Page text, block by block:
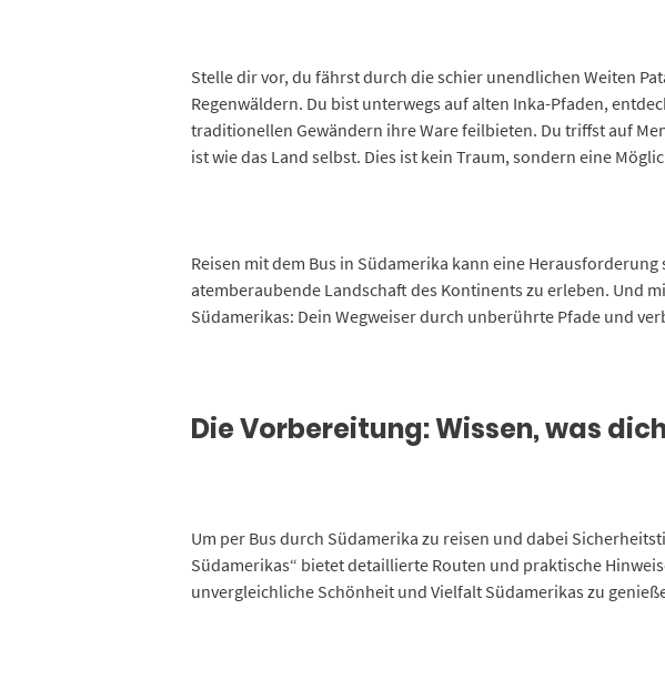
Stelle dir vor, du fährst durch die schier unendlichen Weiten
Regenwäldern. Du bist unterwegs auf alten Inka-Pfaden,
traditionellen Gewändern ihre Ware feilbieten. Du triffst auf
ist wie das Land selbst. Dies ist kein Traum, sondern eine
Reisen mit dem Bus in Südamerika kann eine
atemberaubende Landschaft des Kontinents zu erleben. Und
Südamerikas: Dein Wegweiser durch unberührte Pfade und
Die Vorbereitung: Wissen, was
Um per Bus durch Südamerika zu reisen und dabei
Südamerikas“ bietet detaillierte Routen und praktische
unvergleichliche Schönheit und Vielfalt Südamerikas zu